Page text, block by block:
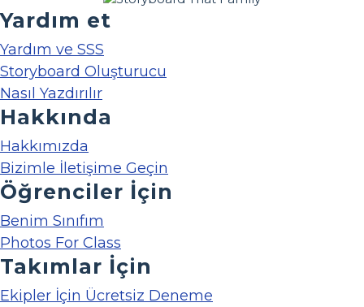
Yardım et
Yardım ve SSS
Storyboard Oluşturucu
Nasıl Yazdırılır
Hakkında
Hakkımızda
Bizimle İletişime Geçin
Öğrenciler İçin
Benim Sınıfım
Photos For Class
Takımlar İçin
Ekipler İçin Ücretsiz Deneme